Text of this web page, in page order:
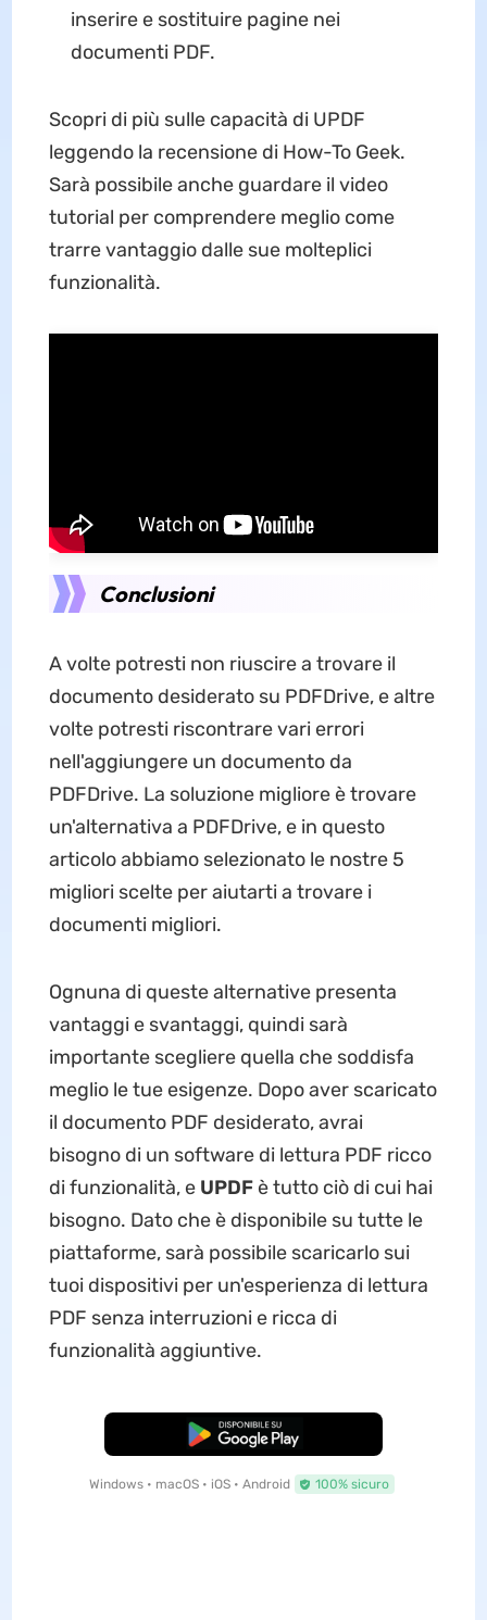
inserire e sostituire pagine nei
documenti PDF.
Scopri di più sulle capacità di UPDF
leggendo la recensione di How-To Geek.
Sarà possibile anche guardare il video
tutorial per comprendere meglio come
trarre vantaggio dalle sue molteplici
funzionalità.
Conclusioni
A volte potresti non riuscire a trovare il
documento desiderato su PDFDrive, e altre
volte potresti riscontrare vari errori
nell'aggiungere un documento da
PDFDrive. La soluzione migliore è trovare
un'alternativa a PDFDrive, e in questo
articolo abbiamo selezionato le nostre 5
migliori scelte per aiutarti a trovare i
documenti migliori.
Ognuna di queste alternative presenta
vantaggi e svantaggi, quindi sarà
importante scegliere quella che soddisfa
meglio le tue esigenze. Dopo aver scaricato
il documento PDF desiderato, avrai
bisogno di un software di lettura PDF ricco
di funzionalità, e UPDFè tutto ciò di cui hai
bisogno. Dato che è disponibile su tutte le
piattaforme, sarà possibile scaricarlo sui
tuoi dispositivi per un'esperienza di lettura
PDF senza interruzioni e ricca di
funzionalità aggiuntive.
Download Gratis
Windows • macOS • iOS • Android 100% sicuro